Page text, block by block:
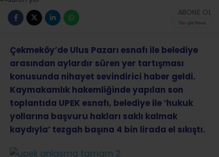
ABONE OL
Çekmeköy’de Ulus Pazarı esnafı ile belediye
arasından aylardır süren yer tartışması
konusunda nihayet sevindirici haber geldi.
Kaymakamlık hakemliğinde yapılan son
toplantıda UPEK esnafı, belediye ile ‘hukuk
yollarına başvuru hakları saklı kalmak
kaydıyla’ tezgah başına 4 bin lirada el sıkıştı.